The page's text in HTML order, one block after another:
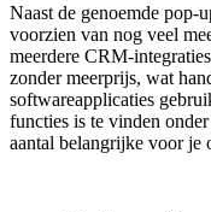
Naast de genoemde
voorzien van nog veel
meerdere CRM-
zonder meerprijs, wat
softwareapplicaties
functies is te vinden
aantal belangrijke voor je